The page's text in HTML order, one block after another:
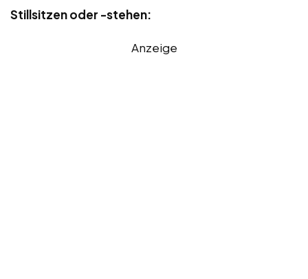
Stillsitzen oder -stehen:
Anzeige